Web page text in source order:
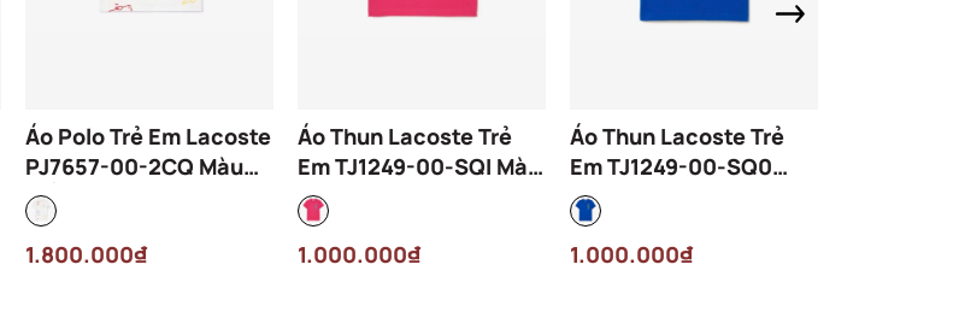
Áo Polo Trẻ Em Lacoste
PJ7657-00-2CQ Màu
Trắng
1.800.000₫
Áo Thun Lacoste Trẻ
Em TJ1249-00-SQI Màu
Hồng
1.000.000₫
Áo Thun Lacoste Trẻ
Em TJ1249-00-SQ0
Màu Xanh Dương
1.000.000₫